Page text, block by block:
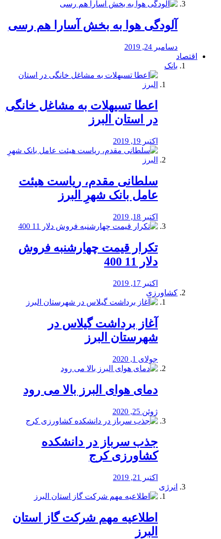
آلودگی هوا به بخش آسارا هم رسی
دسامبر 24, 2019
اقتصاد
بانک
️اعطا تسیهلات به مشاغل خانگی
در استان البرز
اکتبر 19, 2019
سلطانی مقدم، ریاست هیئت
عامل بانک شهرِ البرز
اکتبر 18, 2019
تکرار قیمت چهارشنبه فروش
دلار 11 400
اکتبر 17, 2019
کشاورزی
آغاز برداشت گیلاس در
شهرستان البرز
جولای 1, 2020
دمای هوای البرز بالا می رود
ژوئن 25, 2020
جذب سرباز در دانشکده
کشاورزی کرج
اکتبر 21, 2019
انرژی
️اطلاعیه مهم شرکت گاز استان
البرز